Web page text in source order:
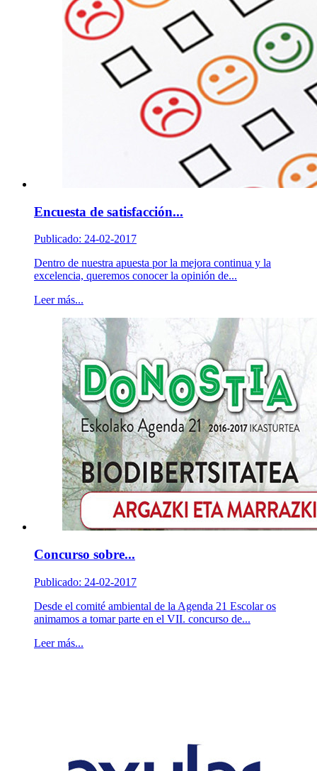
Encuesta de satisfacción...
Publicado: 24-02-2017
Dentro de nuestra apuesta por la mejora continua y la
excelencia, queremos conocer la opinión de...
Leer más...
Concurso sobre...
Publicado: 24-02-2017
Desde el comité ambiental de la Agenda 21 Escolar os
animamos a tomar parte en el VII. concurso de...
Leer más...